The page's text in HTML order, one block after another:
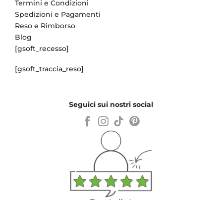
Termini e Condizioni
Spedizioni e Pagamenti
Reso e Rimborso
Blog
[gsoft_recesso]
[gsoft_traccia_reso]
Seguici sui nostri social